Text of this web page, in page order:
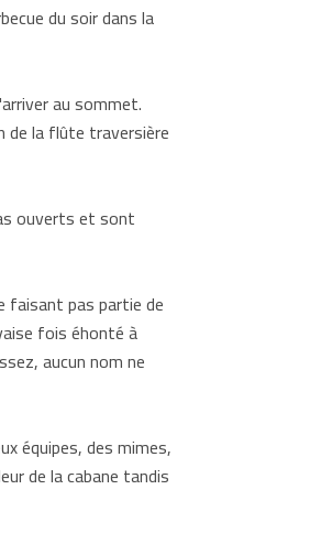
du soir dans la
au sommet.
de la flûte traversière
ouverts et sont
faisant pas partie de
fois éhonté à
aucun nom ne
équipes, des mimes,
de la cabane tandis